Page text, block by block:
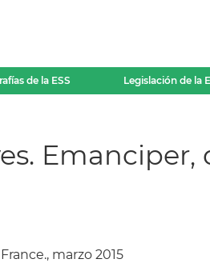
de la ESS Legislación de la
marzo 2015